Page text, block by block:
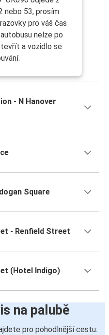
nebo 53, prosím
pro váš čas
nelze po
a vozidlo se
- N Hanover
Square
- Renfield Street
(Hotel Indigo)
na palubě
pro pohodlnější cestu: